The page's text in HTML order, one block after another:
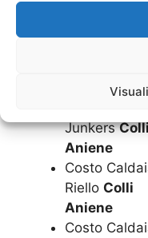
Aniene
Junkers
Aniene
Costo
Riello Colli
Aniene
Costo